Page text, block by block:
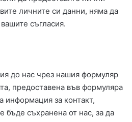
личните си данни, няма да
съгласия.
до нас чрез нашия формуляр
предоставена във формуляра
информация за контакт,
бъде съхранена от нас, за да